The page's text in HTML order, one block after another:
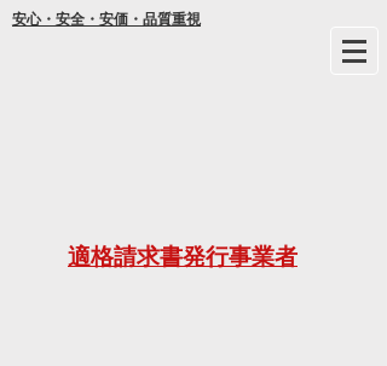
安心・安全・安価・品質重視
年間
適格請求書発行事業者